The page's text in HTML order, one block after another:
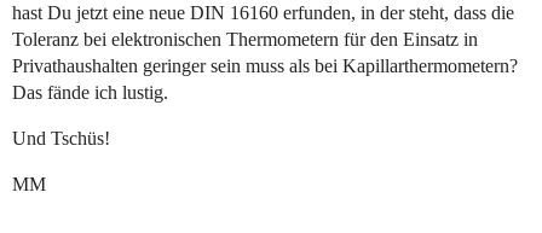
hast Du jetzt eine neue DIN 16160 erfunden, in der steht, dass die
Toleranz bei elektronischen Thermometern für den Einsatz in
Privathaushalten geringer sein muss als bei Kapillarthermometern?
Das fände ich lustig.
Und Tschüs!
MM